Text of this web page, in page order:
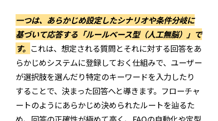
一つは、あらかじめ設定したシナリオや条件分岐に
基づいて応答する「ルールベース型（人工無脳）」で
す。 これは、想定される質問とそれに対する回答をあ
らかじめシステムに登録しておく仕組みで、ユーザー
が選択肢を選んだり特定のキーワードを入力したり
することで、決まった回答へと導きます。フローチャ
ートのようにあらかじめ決められたルートを辿るた